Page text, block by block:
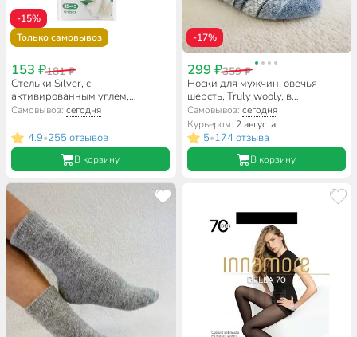
-15%
Только самовывоз
153 ₽181 ₽
Стельки Silver, с
активированным углем,
всесезонные, латекс, анти-
00/TB4001-00(32)
Самовывоз:сегодня
4.9•255 отзывов
В корзину
-17%
299 ₽359 ₽
Носки для мужчин, овечья
шерсть, Truly wooly, в
ассортименте, р. 27-29
Самовывоз: сегодня
Курьером: 2 августа
5•174 отзыва
В корзину